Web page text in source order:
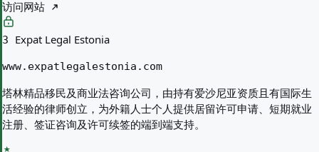
访问网站
3 Expat Legal Estonia
www.expatlegalestonia.com
塔林精品移民及商业法咨询公司，由持有爱沙尼亚资质且有国际生
活经验的律师创立，为外籍人士个人提供居留许可申请、短期就业
注册、签证咨询及许可续签的端到端支持。